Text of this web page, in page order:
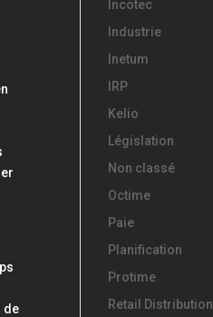
de
Incotec
Industrie
Inetum
IRP
Kelio
Législation
Non classé
Octime
Paie
Planification
Protime
Retail Distribution